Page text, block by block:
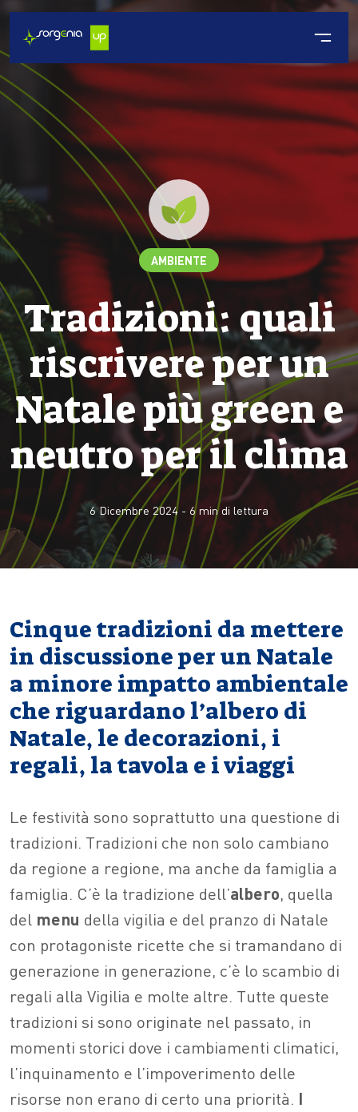
AMBIENTE
Tradizioni: quali
riscrivere per un
Natale più green e
neutro per il clima
6 Dicembre 2024- 6min di lettura
Cinque tradizioni da mettere
in discussione per un Natale
a minore impatto ambientale
che riguardano l’albero di
Natale, le decorazioni, i
regali, la tavola e i viaggi
Le festività sono soprattutto una questione di
tradizioni. Tradizioni che non solo cambiano
da regione a regione, ma anche da famiglia a
famiglia. C’è la tradizione dell’albero, quella
del menu della vigilia e del pranzo di Natale
con protagoniste ricette che si tramandano di
generazione in generazione, c’è lo scambio di
regali alla Vigilia e molte altre. Tutte queste
tradizioni si sono originate nel passato, in
momenti storici dove i cambiamenti climatici,
l’inquinamento e l’impoverimento delle
risorse non erano di certo una priorità. I